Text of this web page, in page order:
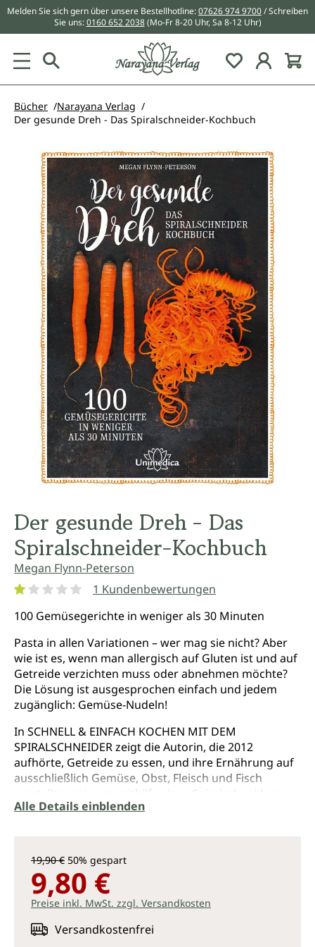
springen
Melden Sie sich gern über unsere Bestellhotline:07626 974 9700/ Schreiben
Sie uns:0160 652 2038 (Mo-Fr 8-20 Uhr, Sa 8-12 Uhr)
Du hast 0
Bücher
Narayana Verlag
Der gesunde Dreh - Das Spiralschneider-Kochbuch
Bildergalerie überspringen
Der gesunde Dreh - Das
Spiralschneider-Kochbuch
Megan Flynn-Peterson
1 Kundenbewertungen
100 Gemüsegerichte in weniger als 30 Minuten
Pasta in allen Variationen – wer mag sie nicht? Aber
wie ist es, wenn man allergisch auf Gluten ist und auf
Getreide verzichten muss oder abnehmen möchte?
Die Lösung ist ausgesprochen einfach und jedem
zugänglich: Gemüse-Nudeln!
In SCHNELL & EINFACH KOCHEN MIT DEM
SPIRALSCHNEIDER zeigt die Autorin, die 2012
aufhörte, Getreide zu essen, und ihre Ernährung auf
ausschließlich Gemüse, Obst, Fleisch und Fisch
umstellte, wie man mithilfe eines Spiralschneiders
einfache und köstliche Rezepte innerhalb von 30
100 unkomplizierten, für jede Ernährungsrichtung
erprobten Rezepten das perfekte Kochbuch für
vielbeschäftigte Heimköche: Rezepte für Frühstück,
Mittag- und Abendessen – mit je nach Bedarf Paleo-,
ketogenen, veganen und vegetarischen Optionen –
Alle Details einblenden
19,90 € 50% gespart
9,80 €
Preise inkl. MwSt. zzgl. Versandkosten
Versandkostenfrei